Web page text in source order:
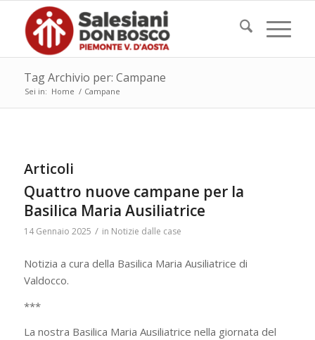
Tag Archivio per: Campane
Sei in: Home / Campane
Articoli
Quattro nuove campane per la
Basilica Maria Ausiliatrice
14 Gennaio 2025 / in Notizie dalle case
Notizia a cura della Basilica Maria Ausiliatrice di
Valdocco.
***
La nostra Basilica Maria Ausiliatrice nella giornata del